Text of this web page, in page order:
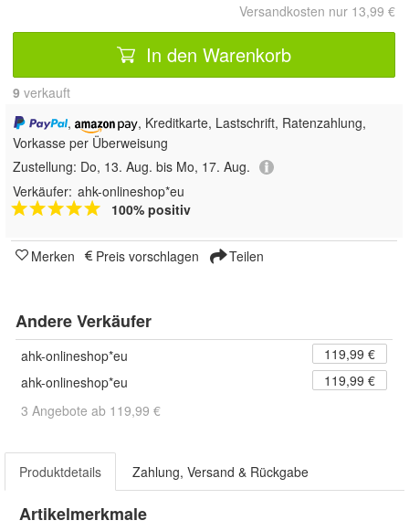
Versandkosten nur 13,99 €
In den Warenkorb
9 verkauft
,
, Kreditkarte, Lastschrift, Ratenzahlung,
Vorkasse per Überweisung
Zustellung: Do, 13. Aug. bis Mo, 17. Aug.
Verkäufer: ahk-onlineshop*eu
100% positiv
Merken Preis vorschlagen Teilen
Andere Verkäufer
ahk-onlineshop*eu
119,99 €
ahk-onlineshop*eu
119,99 €
3 Angebote ab 119,99 €
Produktdetails Zahlung, Versand & Rückgabe
Artikelmerkmale